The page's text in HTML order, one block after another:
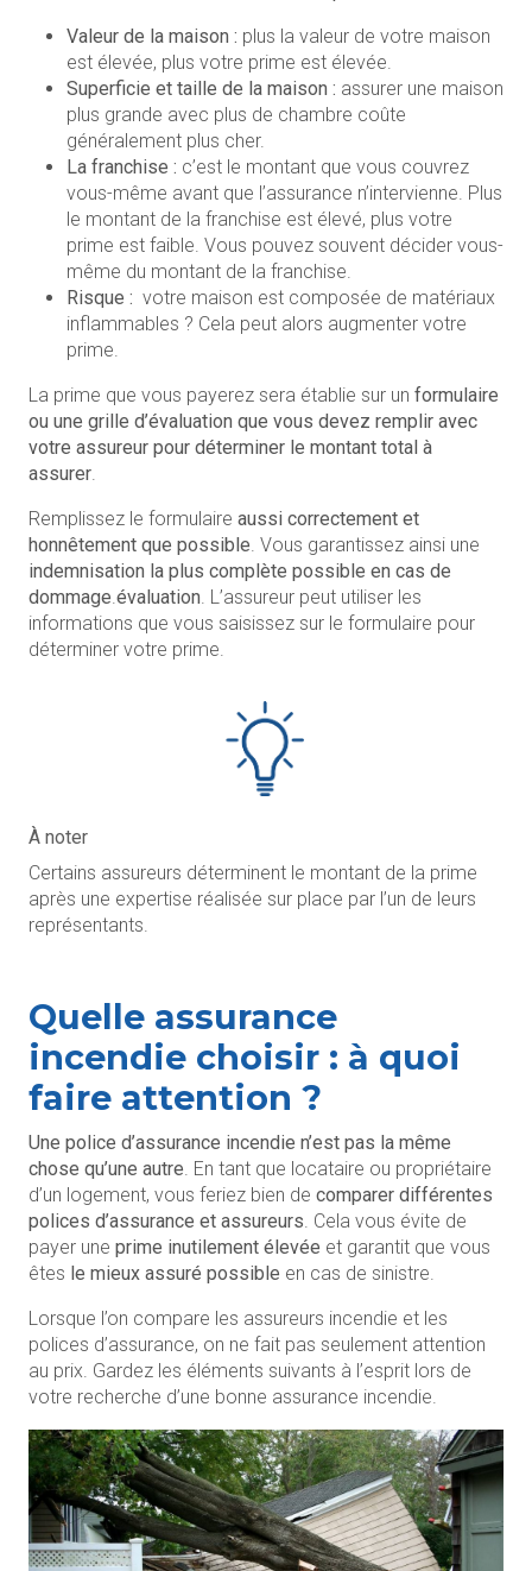
Valeur de la maison : plus la valeur de votre maison
est élevée, plus votre prime est élevée.
Superficie et taille de la maison : assurer une maison
plus grande avec plus de chambre coûte
généralement plus cher.
La franchise : c’est le montant que vous couvrez
vous-même avant que l’assurance n’intervienne. Plus
le montant de la franchise est élevé, plus votre
prime est faible. Vous pouvez souvent décider vous-
même du montant de la franchise.
Risque : votre maison est composée de matériaux
inflammables ? Cela peut alors augmenter votre
prime.
La prime que vous payerez sera établie sur un formulaire
ou une grille d’évaluation que vous devez remplir avec
votre assureur pour déterminer le montant total à
assurer.
Remplissez le formulaire aussi correctement et
honnêtement que possible. Vous garantissez ainsi une
indemnisation la plus complète possible en cas de
dommage.évaluation. L’assureur peut utiliser les
informations que vous saisissez sur le formulaire pour
déterminer votre prime.
À noter
Certains assureurs déterminent le montant de la prime
après une expertise réalisée sur place par l’un de leurs
représentants.
Quelle assurance
incendie choisir : à quoi
faire attention ?
Une police d’assurance incendie n’est pas la même
chose qu’une autre. En tant que locataire ou propriétaire
d’un logement, vous feriez bien de comparer différentes
polices d’assurance et assureurs. Cela vous évite de
payer une prime inutilement élevée et garantit que vous
êtes le mieux assuré possible en cas de sinistre.
Lorsque l’on compare les assureurs incendie et les
polices d’assurance, on ne fait pas seulement attention
au prix. Gardez les éléments suivants à l’esprit lors de
votre recherche d’une bonne assurance incendie.